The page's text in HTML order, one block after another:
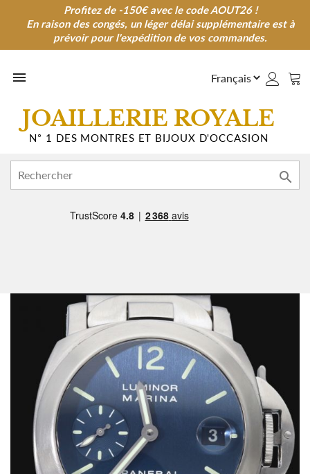
Profitez de -150€ avec le code AOUT26 !
En raison des congés, un léger délai supplémentaire est à
prévoir pour l'expédition de vos commandes.
Profitez de -150€ avec le code AOUT26 !
En raison des congés, un léger délai supplémentaire est à
prévoir pour l'expédition de vos commandes.

JOAILLERIE ROYALE
N° 1 DES MONTRES ET BIJOUX D'OCCASION
